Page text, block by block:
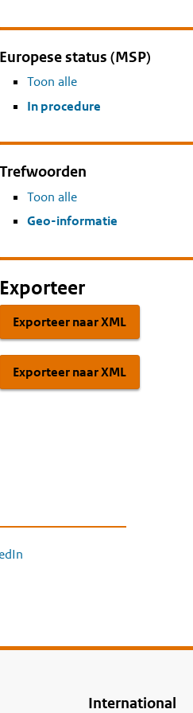
Europese status (MSP)
Toon alle
In procedure
Trefwoorden
Toon alle
Geo-informatie
Exporteer
Exporteer naar XML
Exporteer naar XML
International